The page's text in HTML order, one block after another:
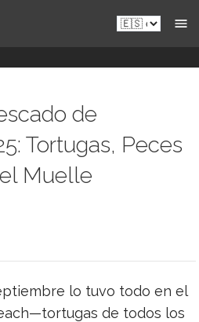
de
Tortugas, Peces
Muelle
lo tuvo todo en el
de todos los